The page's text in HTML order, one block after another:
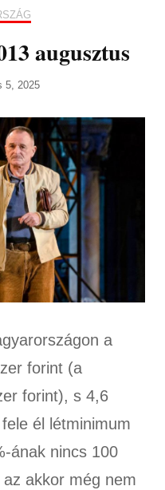
augusztus
5, 2025
a
forint (a
forint), s 4,6
él létminimum
ának nincs 100
akkor még nem